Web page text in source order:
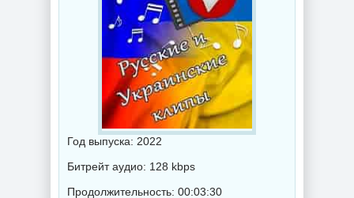
Год выпуска: 2022
Битрейт аудио: 128 kbps
Продолжительность: 00:03:30